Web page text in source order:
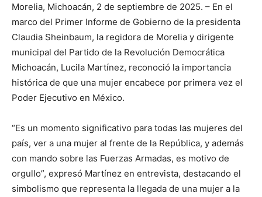
Morelia, Michoacán, 2 de septiembre de 2025. – En el
marco del Primer Informe de Gobierno de la presidenta
Claudia Sheinbaum, la regidora de Morelia y dirigente
municipal del Partido de la Revolución Democrática
Michoacán, Lucila Martínez, reconoció la importancia
histórica de que una mujer encabece por primera vez el
Poder Ejecutivo en México.
“Es un momento significativo para todas las mujeres del
país, ver a una mujer al frente de la República, y además
con mando sobre las Fuerzas Armadas, es motivo de
orgullo”, expresó Martínez en entrevista, destacando el
simbolismo que representa la llegada de una mujer a la